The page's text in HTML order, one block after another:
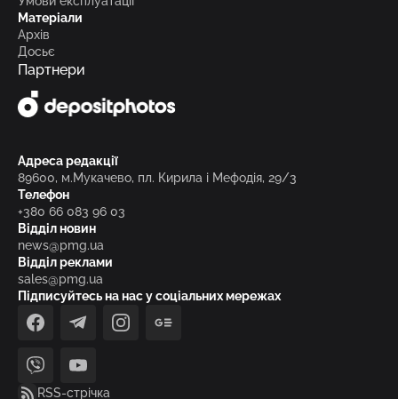
Матеріали
Архів
Досьє
Партнери
Адреса редакції
89600, м.Мукачево, пл. Кирила і Мефодія, 29/3
Телефон
+380 66 083 96 03
Відділ новин
news@pmg.ua
Відділ реклами
sales@pmg.ua
Підписуйтесь на нас у соціальних мережах
facebooktelegraminstagramgoogle_news
viber
youtube
RSS-стрічка